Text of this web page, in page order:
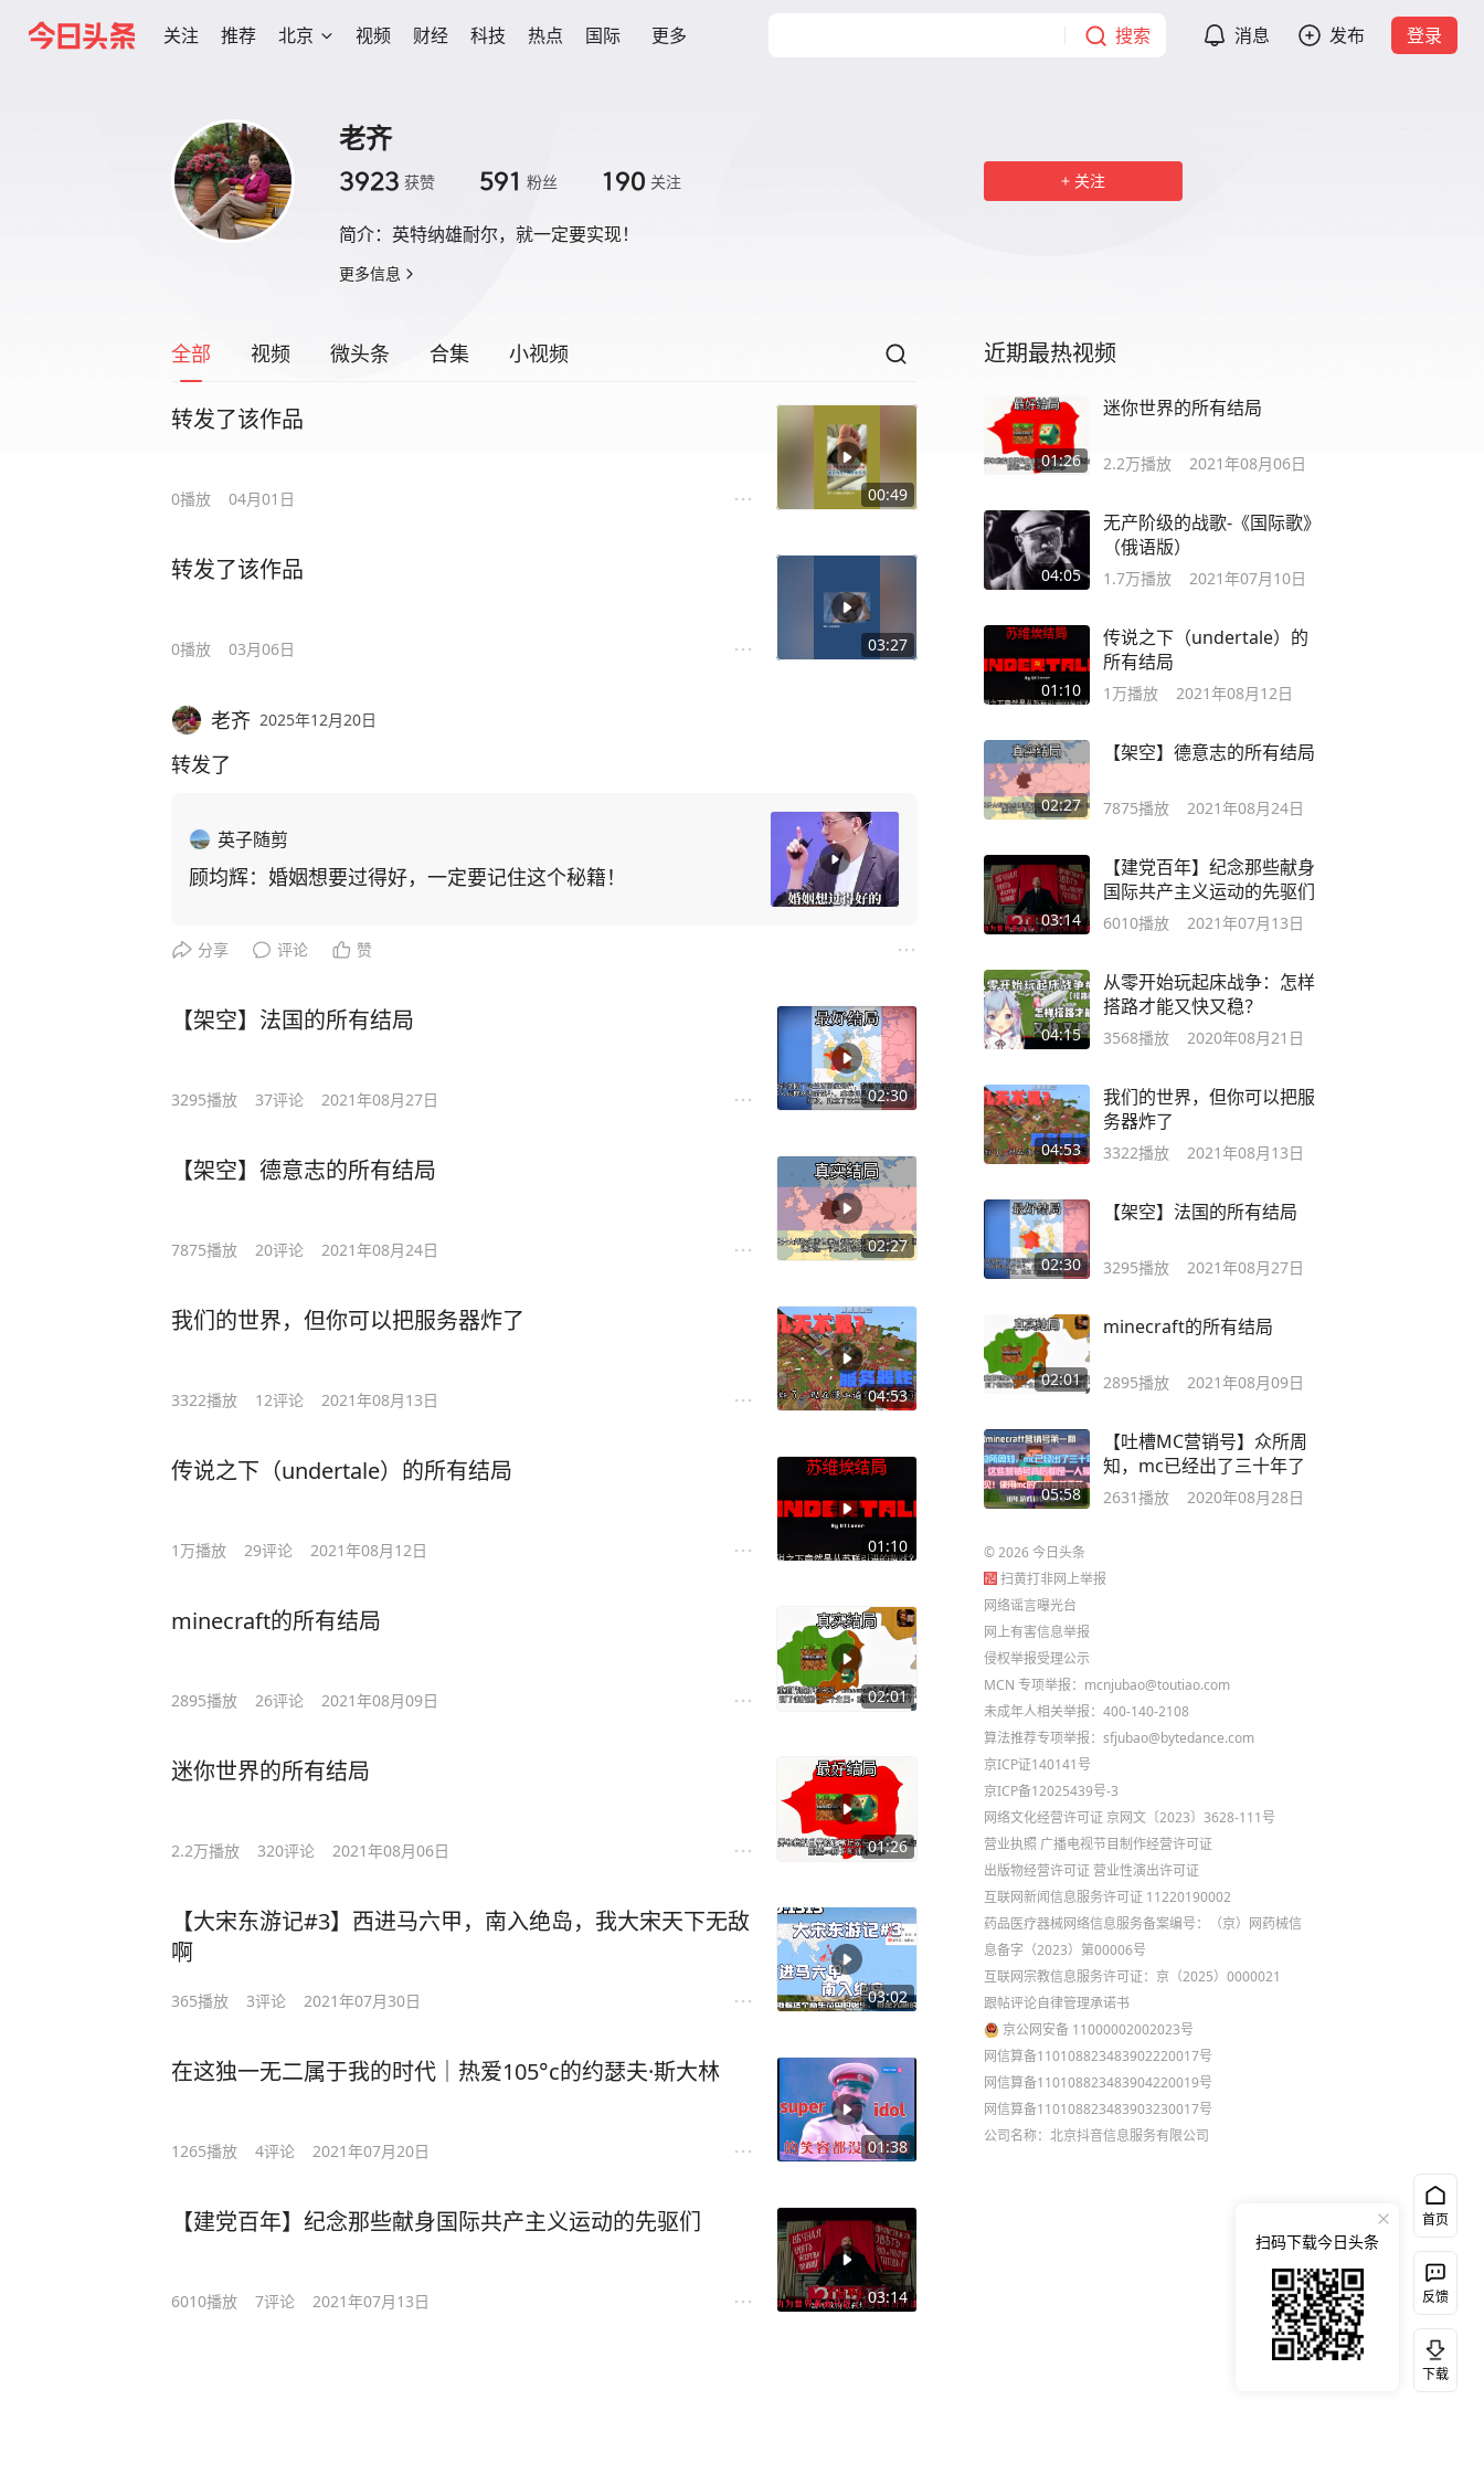
关注 推荐 北京 视频 财经 科技 热点 国际 更多 搜索 消息 发布 登录
老齐
3923 获赞 591 粉丝 190 关注
简介： 英特纳雄耐尔，就一定要实现！
更多信息
关注
全部 视频 微头条 合集 小视频
00:49
转发了该作品
0播放 04月01日
03:27
转发了该作品
0播放 03月06日
老齐 2025年12月20日
转发了
英子随剪
顾均辉：婚姻想要过得好，一定要记住这个秘籍！
分享 评论 赞
02:30
【架空】法国的所有结局
3295播放 37评论 2021年08月27日
02:27
【架空】德意志的所有结局
7875播放 20评论 2021年08月24日
04:53
我们的世界，但你可以把服务器炸了
3322播放 12评论 2021年08月13日
01:10
传说之下（undertale）的所有结局
1万播放 29评论 2021年08月12日
02:01
minecraft的所有结局
2895播放 26评论 2021年08月09日
01:26
迷你世界的所有结局
2.2万播放 320评论 2021年08月06日
03:02
【大宋东游记#3】西进马六甲，南入绝岛，我大宋天下无敌
啊
365播放 3评论 2021年07月30日
01:38
在这独一无二属于我的时代｜热爱105°c的约瑟夫·斯大林
1265播放 4评论 2021年07月20日
03:14
【建党百年】纪念那些献身国际共产主义运动的先驱们
6010播放 7评论 2021年07月13日
近期最热视频
01:26
迷你世界的所有结局
2.2万播放 2021年08月06日
04:05
无产阶级的战歌-《国际歌》
（俄语版）
1.7万播放 2021年07月10日
01:10
传说之下（undertale）的
所有结局
1万播放 2021年08月12日
02:27
【架空】德意志的所有结局
7875播放 2021年08月24日
03:14
【建党百年】纪念那些献身
国际共产主义运动的先驱们
6010播放 2021年07月13日
04:15
从零开始玩起床战争：怎样
搭路才能又快又稳？
3568播放 2020年08月21日
04:53
我们的世界，但你可以把服
务器炸了
3322播放 2021年08月13日
02:30
【架空】法国的所有结局
3295播放 2021年08月27日
02:01
minecraft的所有结局
2895播放 2021年08月09日
05:58
【吐槽MC营销号】众所周
知，mc已经出了三十年了
2631播放 2020年08月28日
©2026今日头条
扫黄打非网上举报
网络谣言曝光台
网上有害信息举报
侵权举报受理公示
MCN 专项举报：mcnjubao@toutiao.com
未成年人相关举报：400-140-2108
算法推荐专项举报：sfjubao@bytedance.com
京ICP证140141号
京ICP备12025439号-3
网络文化经营许可证 京网文〔2023〕3628-111号
营业执照 广播电视节目制作经营许可证
出版物经营许可证 营业性演出许可证
互联网新闻信息服务许可证 11220190002
药品医疗器械网络信息服务备案编号：（京）网药械信
息备字（2023）第00006号
互联网宗教信息服务许可证：京（2025）0000021
跟帖评论自律管理承诺书
京公网安备 11000002002023号
网信算备110108823483902220017号
网信算备110108823483904220019号
网信算备110108823483903230017号
公司名称：北京抖音信息服务有限公司
首页
反馈
下载
扫码下载今日头条